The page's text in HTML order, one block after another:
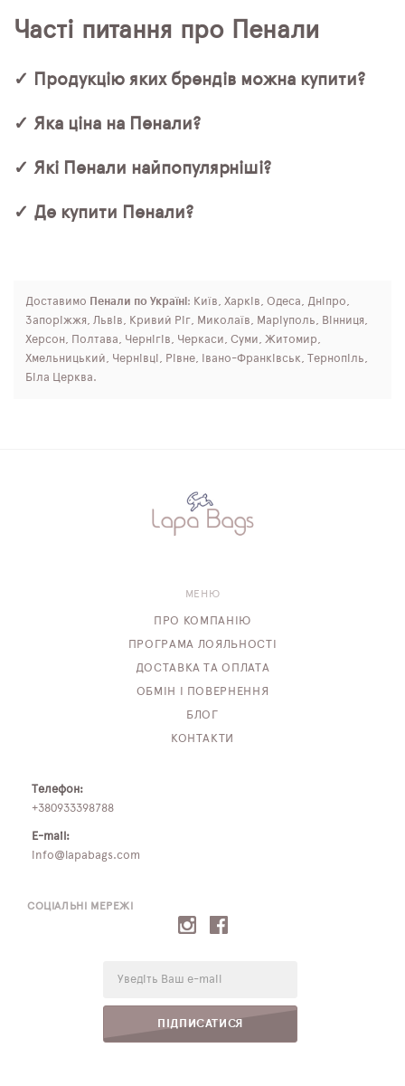
Часті питання про Пенали
✓ Продукцію яких брендів можна купити?
✓ Яка ціна на Пенали?
✓ Які Пенали найпопулярніші?
✓ Де купити Пенали?
Доставимо Пенали по Україні : Київ, Харків, Одеса, Дніпро,
Запоріжжя, Львів, Кривий Ріг, Миколаїв, Маріуполь, Вінниця,
Херсон, Полтава, Чернігів, Черкаси, Суми, Житомир,
Хмельницький, Чернівці, Рівне, Івано-Франківськ, Тернопіль,
Біла Церква.
СОЦІАЛЬНІ МЕРЕЖІ
ПІДПИСАТИСЯ
МЕНЮ
ПРО КОМПАНІЮ
ПРОГРАМА ЛОЯЛЬНОСТІ
ДОСТАВКА ТА ОПЛАТА
ОБМІН І ПОВЕРНЕННЯ
БЛОГ
КОНТАКТИ
Телефон:
+380933398788
E-mail:
info@lapabags.com